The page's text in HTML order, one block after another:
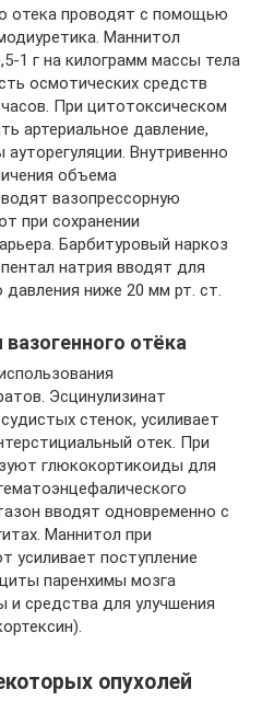
отека проводят с помощью
Маннитол
1 г на килограмм массы тела
осмотических средств
При цитотоксическом
артериальное давление,
Внутривенно
объема
вазопрессорную
при сохранении
Барбитуровый наркоз
натрия вводят для
давления ниже 20 мм рт. ст.
отёка
Эсцинулизинат
стенок, усиливает
отек. При
глюкокортикоиды для
вводят одновременно с
Маннитол при
усиливает поступление
паренхимы мозга
средства для улучшения
опухолей